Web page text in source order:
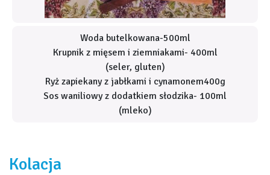
Woda butelkowana-500ml
Krupnik z mięsem i ziemniakami- 400ml
(seler, gluten)
Ryż zapiekany z jabłkami i cynamonem400g
Sos waniliowy z dodatkiem słodzika- 100ml
(mleko)
Kolacja